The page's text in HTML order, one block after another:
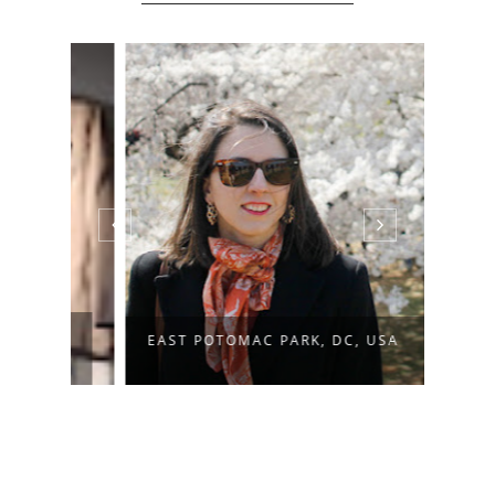
EAST POTOMAC PARK, DC, USA